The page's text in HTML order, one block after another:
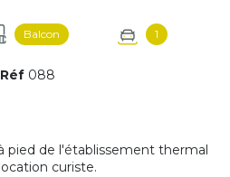
Balcon 1
Réf 088
pied de l'établissement thermal
curiste.